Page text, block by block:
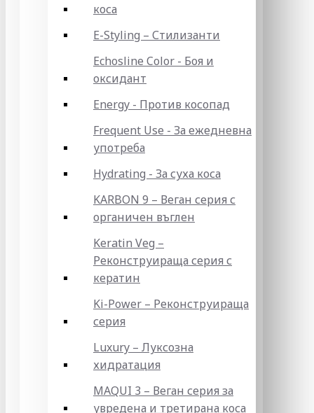
коса
E-Styling – Стилизанти
Echosline Color - Боя и
оксидант
Energy - Против косопад
Frequent Use - За ежедневна
употреба
Hydrating - За суха коса
KARBON 9 – Веган серия с
органичен въглен
Keratin Veg –
Реконструираща серия с
кератин
Ki-Power – Реконструираща
серия
Luxury – Луксозна
хидратация
MAQUI 3 – Веган серия за
увредена и третирана коса